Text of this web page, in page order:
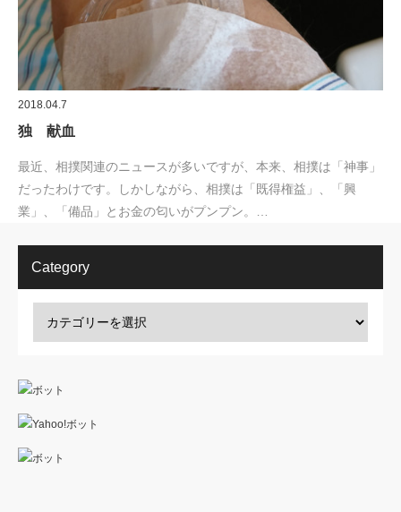
2018.04.7
独 献血
最近、相撲関連のニュースが多いですが、本来、相撲は「神事」
だったわけです。しかしながら、相撲は「既得権益」、「興
業」、「備品」とお金の匂いがプンプン。…
Category